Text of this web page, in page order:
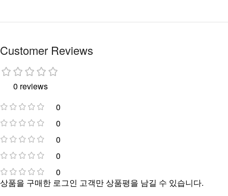
Customer Reviews
0 reviews
0
0
0
0
0
상품을 구매한 로그인 고객만 상품평을 남길 수 있습니다.